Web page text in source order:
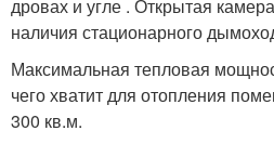
дровах и угле . Открытая
наличия стационарного
Максимальная тепловая
чего хватит для отопления
300 кв.м.